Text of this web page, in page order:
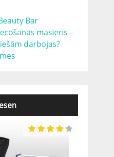
Bar
masieris –
darbojas?